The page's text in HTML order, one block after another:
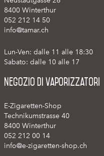
8400 Winterthur
052 212 14 50
info@tamar.ch
Lun-Ven: dalle 11 alle 18:30
Sabato: dalle 10 alle 17
Negozio di vaporizzatori
E-Zigaretten-Shop
Technikumstrasse 40
8400 Winterthur
052 212 00 14
info@e-zigaretten-shop.ch